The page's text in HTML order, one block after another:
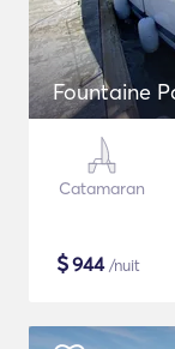
Fountaine
Catamaran
$944/nuit